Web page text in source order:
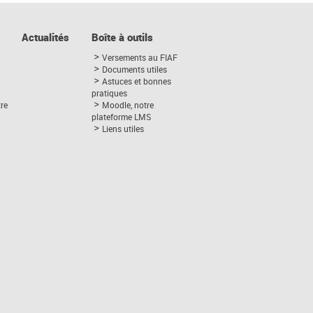
Actualités Boîte à outils
Versements au FIAF
Documents utiles
Astuces et bonnes
pratiques
Moodle, notre
plateforme LMS
Liens utiles